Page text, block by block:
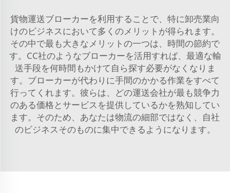
貨物運送ブローカーを利用することで、特に卸売業向
けのビジネスにおいて多くのメリットが得られます。
その中で最も大きなメリットの一つは、時間の節約で
す。CC社のようなブローカーを活用すれば、最適な輸
送手段を何時間もかけて自ら探す必要がなくなりま
す。ブローカーが代わりに手間のかかる作業をすべて
行ってくれます。彼らは、どの運送会社が最も競争力
のある価格とサービスを提供しているかを熟知してい
ます。そのため、あなたは物流の細部ではなく、自社
のビジネスそのものに集中できるようになります。